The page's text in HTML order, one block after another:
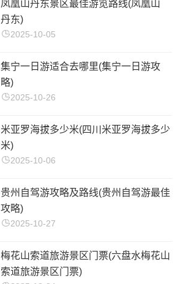
凤凰山丹东景区最佳游览路线(凤凰山
丹东)
2025-10-05
集宁一日游适合去哪里(集宁一日游攻
略)
2025-10-26
米亚罗海拔多少米(四川米亚罗海拔多少
米)
2025-10-06
贵州自驾游攻略及路线(贵州自驾游最佳
攻略)
2025-10-27
梅花山索道旅游景区门票(六盘水梅花山
索道旅游景区门票)